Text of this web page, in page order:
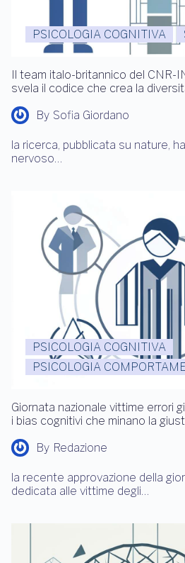
PSICOLOGIA COGNITIVA
Il team italo-britannico del CNR-
svela il codice che crea la
By Sofia Giordano
la ricerca, pubblicata su nature,
nervoso…
PSICOLOGIA COGNITIVA
PSICOLOGIA
Giornata nazionale vittime errori
i bias cognitivi che minano la
By Redazione
la recente approvazione della
dedicata alle vittime degli…